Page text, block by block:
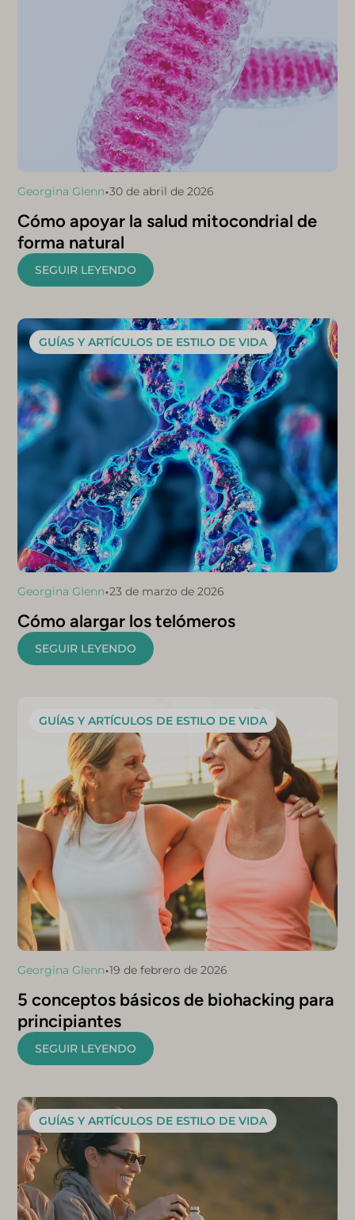
Georgina Glenn•30 de abril de 2026
Cómo apoyar la salud mitocondrial de
forma natural
SEGUIR LEYENDO
GUÍAS Y ARTÍCULOS DE ESTILO DE VIDA
Georgina Glenn•23 de marzo de 2026
Cómo alargar los telómeros
SEGUIR LEYENDO
GUÍAS Y ARTÍCULOS DE ESTILO DE VIDA
Georgina Glenn•19 de febrero de 2026
5 conceptos básicos de biohacking para
principiantes
SEGUIR LEYENDO
GUÍAS Y ARTÍCULOS DE ESTILO DE VIDA